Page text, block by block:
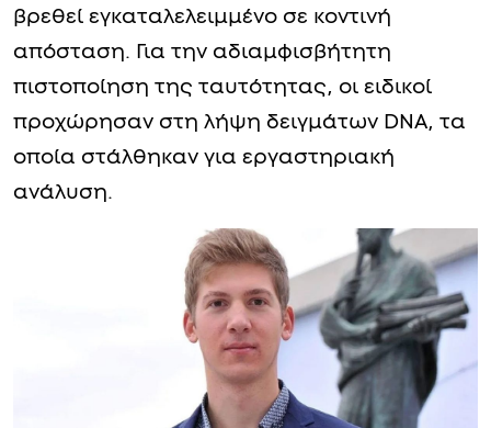
βρεθεί εγκαταλελειμμένο σε κοντινή
απόσταση. Για την αδιαμφισβήτητη
πιστοποίηση της ταυτότητας, οι ειδικοί
προχώρησαν στη λήψη δειγμάτων DNA, τα
οποία στάλθηκαν για εργαστηριακή
ανάλυση.